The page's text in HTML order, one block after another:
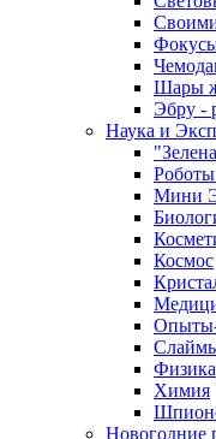
Шары
Эбру -
Наука и
Мини
Космос
Физика
Химия
Новогодние